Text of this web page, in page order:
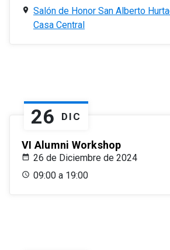
Salón de Honor San Alberto
Casa Central
26 DIC
VI Alumni Workshop
26 de Diciembre de 2024
09:00 a 19:00